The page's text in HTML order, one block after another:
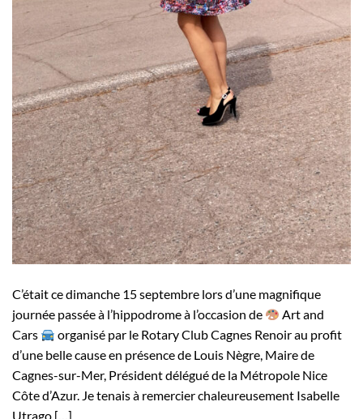
C’était ce dimanche 15 septembre lors d’une magnifique
journée passée à l’hippodrome à l’occasion de
Art and
Cars
organisé par le Rotary Club Cagnes Renoir au profit
d’une belle cause en présence de Louis Nègre, Maire de
Cagnes-sur-Mer, Président délégué de la Métropole Nice
Côte d’Azur. Je tenais à remercier chaleureusement Isabelle
Utrago […]